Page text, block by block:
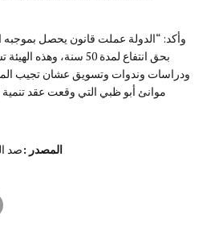
وأكد: “الدولة عملت قانون يحصل
بحق انتفاع لمدة 50 سنة،
ودراسات وندوات وتسويق عشان تجيب
موانئ أبو ظبي التي وقعت عقد
المصدر :صد